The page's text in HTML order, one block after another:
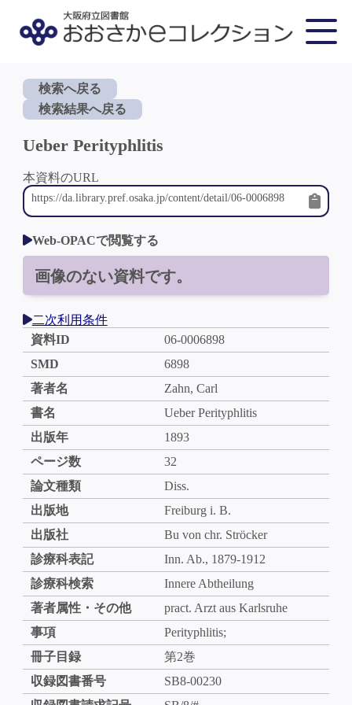
検索へ戻る
検索結果へ戻る
Ueber Perityphlitis
本資料のURL
Web-OPACで閲覧する
画像のない資料です。
二次利用条件
資料ID
06-0006898
SMD
6898
著者名
Zahn, Carl
書名
Ueber Perityphlitis
出版年
1893
ページ数
32
論文種類
Diss.
出版地
Freiburg i. B.
出版社
Bu von chr. Ströcker
診療科表記
Inn. Ab., 1879-1912
診療科検索
Innere Abtheilung
著者属性・その他
pract. Arzt aus Karlsruhe
事項
Perityphlitis;
冊子目録
第2巻
収録図書番号
SB8-00230